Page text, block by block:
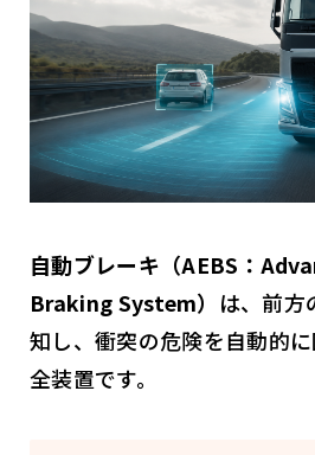
自動ブレーキ（AEBS：
Braking System） は、前方
知し、衝突の危険を自動的
全装置です。